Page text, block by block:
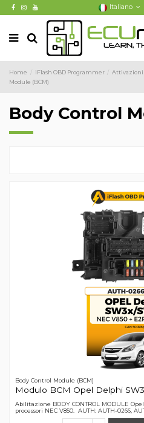
Italiano
Home iFlash OBD Programmer Attivazioni
Module (BCM)
Body Control
Body Control Module (BCM)
Modulo BCM Opel Delphi
Abilitazione BODY CONTROL MODULE
processori NEC V850. AUTH: AUTH-0266,